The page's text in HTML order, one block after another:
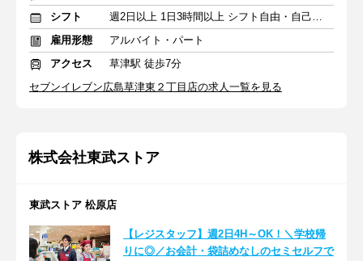
シフト
週2日以上 1日3時間以上 シフト自由・自己申告
雇用形態
アルバイト・パート
アクセス
草津駅 徒歩7分
セブンイレブン広島草津東２丁目店の求人一覧を見る
株式会社東武ストア
東武ストア 松原店
【レジスタッフ】週2日4H～OK！＼学校帰
りに◎／お会計・袋詰めなしのセミセルフで